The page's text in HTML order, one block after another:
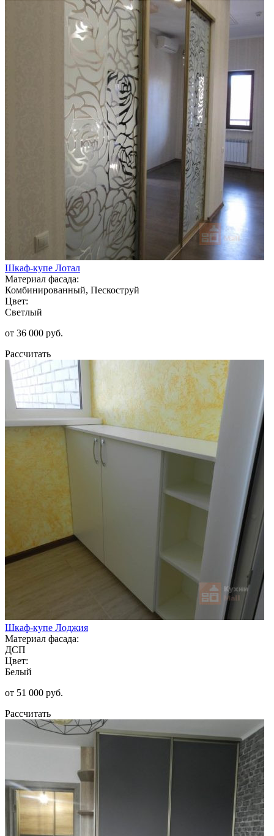
Шкаф-купе Лотал
Материал фасада:
Комбинированный, Пескоструй
Цвет:
Светлый
от 36 000 руб.
Рассчитать
Шкаф-купе Лоджия
Материал фасада:
ДСП
Цвет:
Белый
от 51 000 руб.
Рассчитать